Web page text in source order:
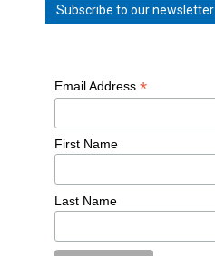
Subscribe to our newsletter
Email Address *
First Name
Last Name